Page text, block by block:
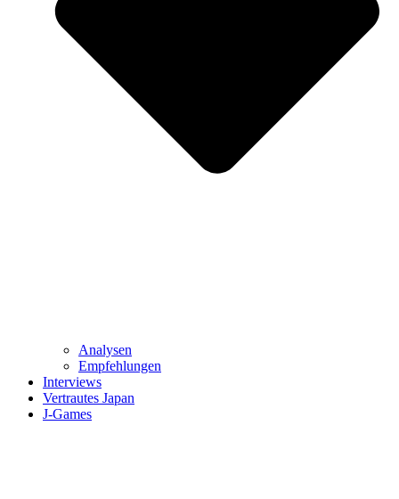
Analysen
Empfehlungen
Interviews
Vertrautes Japan
J-Games